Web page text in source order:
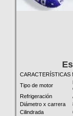
CARACTERÍSTICAS
Tipo de motor
Refrigeración
Diámetro x carrera
Cilindrada